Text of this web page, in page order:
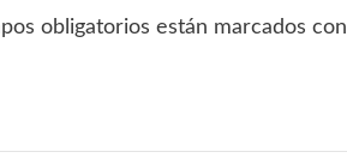
obligatorios están marcados con